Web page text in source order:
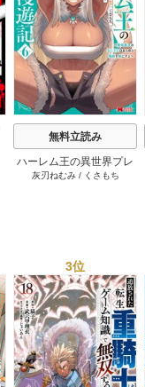
無料立読み
ハーレム王の異世界プレ
ス漫遊記 ～最強無双のお
灰刃ねむみ/ くさもち
3位